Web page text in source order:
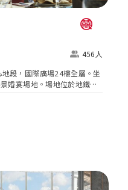
456人
段，國際廣場24樓全層。坐
婚宴場地。場地位於地鐵上
士總站。直達港九新界多個
浪漫風格，配合別緻的玻璃
，金屬及幾何線條，配上華